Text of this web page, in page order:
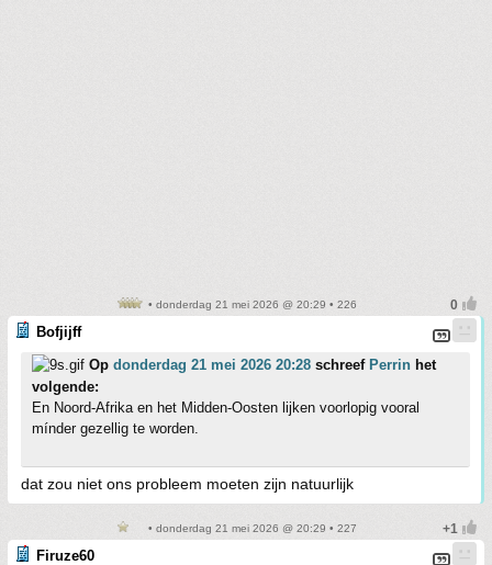
• donderdag 21 mei 2026 @ 20:29 • 226
Bofjijff
Op donderdag 21 mei 2026 20:28 schreef Perrin het
volgende:
En Noord-Afrika en het Midden-Oosten lijken voorlopig vooral
mínder gezellig te worden.
dat zou niet ons probleem moeten zijn natuurlijk
• donderdag 21 mei 2026 @ 20:29 • 227
Firuze60